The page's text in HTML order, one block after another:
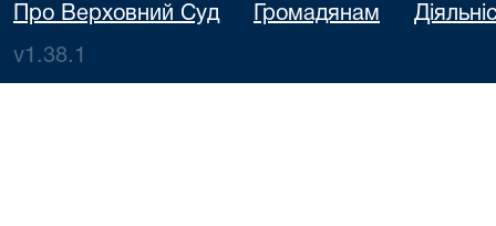
Про Верховний Суд Громадянам
v1.38.1